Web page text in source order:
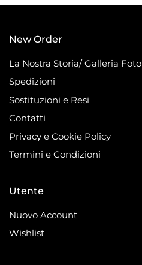
New Order
La Nostra Storia/ Galleria Foto
Spedizioni
Sostituzioni e Resi
Contatti
Privacy e Cookie Policy
Termini e Condizioni
Utente
Nuovo Account
Wishlist